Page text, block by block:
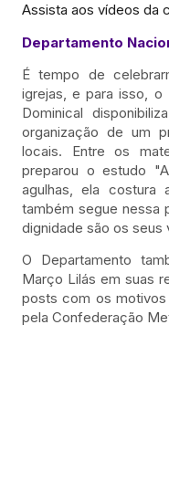
Assista aos vídeos da
Departamento
É tempo de
igrejas, e para isso, o
Dominical
organização de um
locais. Entre os
preparou o estudo
agulhas, ela costura
também segue nessa
dignidade são os seus
O Departamento
Março Lilás em suas
posts com os
pela Confederação